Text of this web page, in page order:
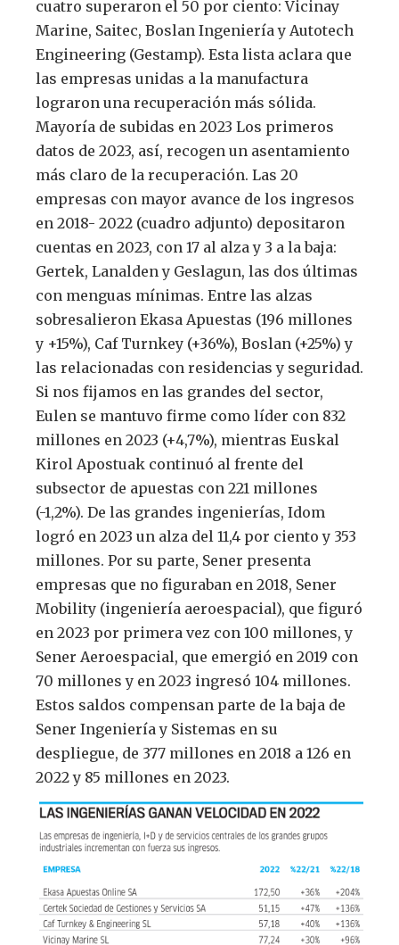
cuatro superaron el 50 por ciento: Vicinay
Marine, Saitec, Boslan Ingeniería y Autotech
Engineering (Gestamp). Esta lista aclara que
las empresas unidas a la manufactura
lograron una recuperación más sólida.
Mayoría de subidas en 2023 Los primeros
datos de 2023, así, recogen un asentamiento
más claro de la recuperación. Las 20
empresas con mayor avance de los ingresos
en 2018- 2022 (cuadro adjunto) depositaron
cuentas en 2023, con 17 al alza y 3 a la baja:
Gertek, Lanalden y Geslagun, las dos últimas
con menguas mínimas. Entre las alzas
sobresalieron Ekasa Apuestas (196 millones
y +15%), Caf Turnkey (+36%), Boslan (+25%) y
las relacionadas con residencias y seguridad.
Si nos fijamos en las grandes del sector,
Eulen se mantuvo firme como líder con 832
millones en 2023 (+4,7%), mientras Euskal
Kirol Apostuak continuó al frente del
subsector de apuestas con 221 millones
(-1,2%). De las grandes ingenierías, Idom
logró en 2023 un alza del 11,4 por ciento y 353
millones. Por su parte, Sener presenta
empresas que no figuraban en 2018, Sener
Mobility (ingeniería aeroespacial), que figuró
en 2023 por primera vez con 100 millones, y
Sener Aeroespacial, que emergió en 2019 con
70 millones y en 2023 ingresó 104 millones.
Estos saldos compensan parte de la baja de
Sener Ingeniería y Sistemas en su
despliegue, de 377 millones en 2018 a 126 en
2022 y 85 millones en 2023.